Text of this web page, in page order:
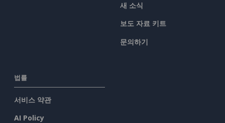
새 소식
보도 자료 키트
문의하기
법률
서비스 약관
AI Policy